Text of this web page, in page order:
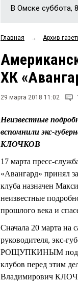
В Омске суббота,
Главная → Архив
ХК
29 марта 2018 11:02
Неизвестные
вспомнили экс-
КЛОЧКОВ
17 марта пресс-
«Авангард» принял
клуба назначен
неизвестные
прошлого века и
Сначала 20 марта на
руководителя, экс-
РОЩУПКИНЫМ
клубов перед этим
Владимирович